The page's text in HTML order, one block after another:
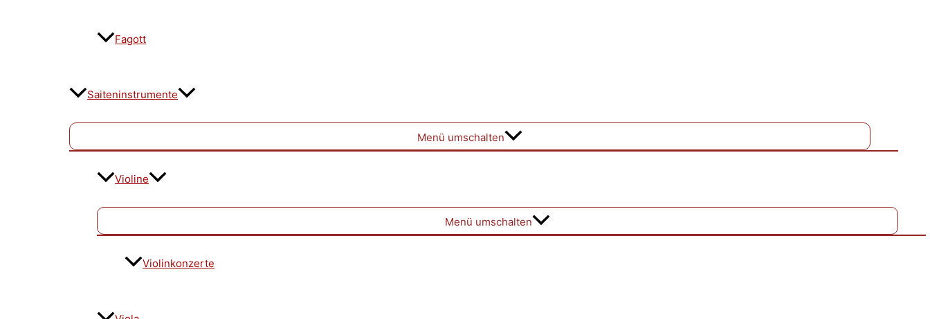
Fagott
Saiteninstrumente
Menü umschalten
Violine
Menü umschalten
Violinkonzerte